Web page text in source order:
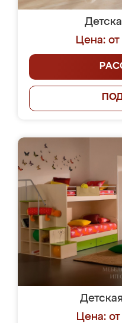
Цена:
Цена: